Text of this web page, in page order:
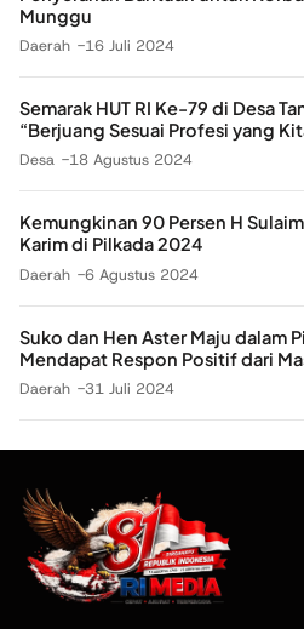
Munggu
Daerah 16 Juli 2024
Semarak HUT RI Ke-79 di Desa
“Berjuang Sesuai Profesi yang
Desa 18 Agustus 2024
Kemungkinan 90 Persen H
Karim di Pilkada 2024
Daerah 6 Agustus 2024
Suko dan Hen Aster Maju dalam
Mendapat Respon Positif dari
Daerah 31 Juli 2024